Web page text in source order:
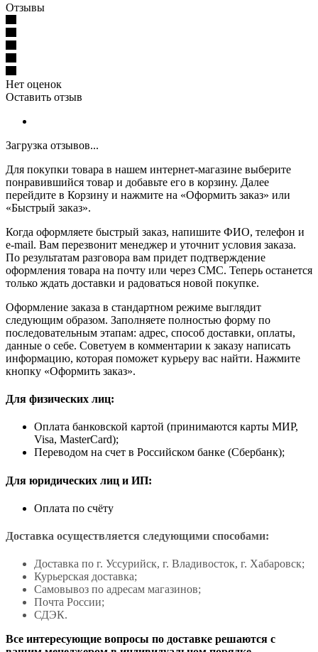
Отзывы
Нет оценок
Оставить отзыв
Загрузка отзывов...
Для покупки товара в нашем интернет-магазине выберите
понравившийся товар и добавьте его в корзину. Далее
перейдите в Корзину и нажмите на «Оформить заказ» или
«Быстрый заказ».
Когда оформляете быстрый заказ, напишите ФИО, телефон и
e-mail. Вам перезвонит менеджер и уточнит условия заказа.
По результатам разговора вам придет подтверждение
оформления товара на почту или через СМС. Теперь останется
только ждать доставки и радоваться новой покупке.
Оформление заказа в стандартном режиме выглядит
следующим образом. Заполняете полностью форму по
последовательным этапам: адрес, способ доставки, оплаты,
данные о себе. Советуем в комментарии к заказу написать
информацию, которая поможет курьеру вас найти. Нажмите
кнопку «Оформить заказ».
Для физических лиц:
Оплата банковской картой (принимаются карты МИР,
Visa, MasterCard);
Переводом на счет в Российском банке (Сбербанк);
Для юридических лиц и ИП:
Оплата по счёту
Доставка осуществляется следующими способами:
Доставка по г. Уссурийск, г. Владивосток, г. Хабаровск;
Курьерская доставка;
Самовывоз по адресам магазинов;
Почта России;
СДЭК.
Все интересующие вопросы по доставке решаются с